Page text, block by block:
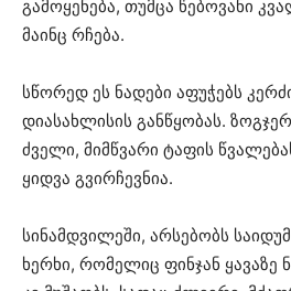
გამოყენება, თუმცა წებოვანი
მაინც რჩება.
სწორედ ეს ნადები აფუჭებს
დიასახლისის განწყობას.
ძველი, მიმწვარი ტაფის
ყიდვა გვირჩევნია.
სინამდვილეში, არსებობს
ხერხი, რომელიც ფინჯან ყავაზე